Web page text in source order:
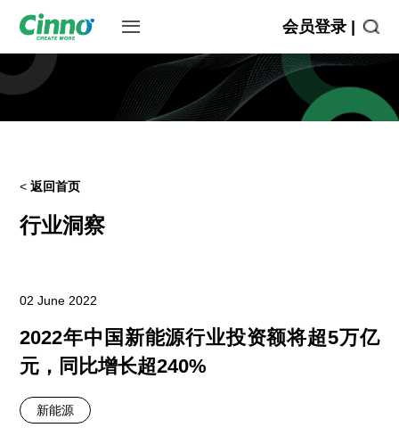
会员登录 |
<返回首页
行业洞察
02 June 2022
2022年中国新能源行业投资额将超5万亿
元，同比增长超240%
新能源